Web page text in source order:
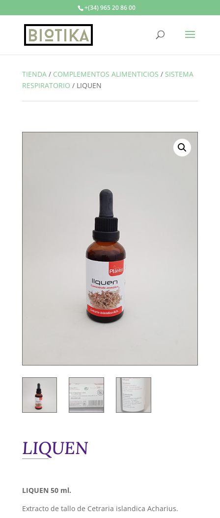
+(34) 965 20 86 00
TIENDA/ COMPLEMENTOS ALIMENTICIOS / SISTEMA
RESPIRATORIO / LIQUEN
LIQUEN
LIQUEN 50 ml.
Extracto de tallo de Cetraria islandica Acharius.